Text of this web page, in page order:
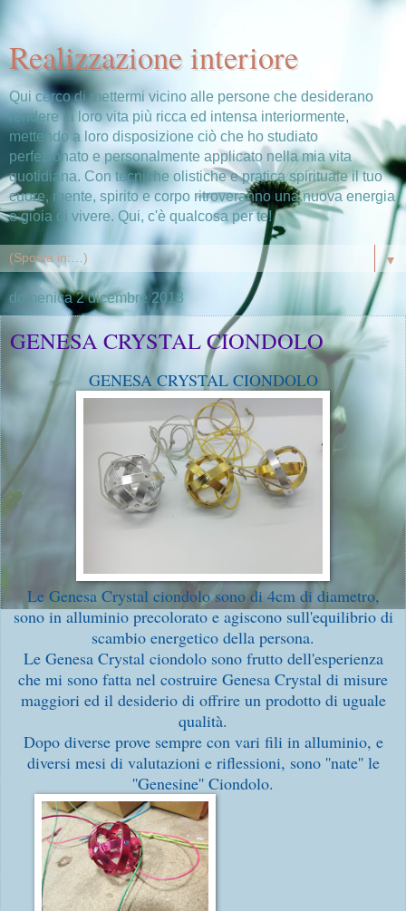
Realizzazione interiore
Qui cerco di mettermi vicino alle persone che desiderano
rendere la loro vita più ricca ed intensa interiormente,
mettendo a loro disposizione ciò che ho studiato
perfezionato e personalmente applicato nella mia vita
quotidiana. Con tecniche olistiche e pratica spirituale il tuo
cuore, mente, spirito e corpo ritroveranno una nuova energia
e gioia di vivere. Qui, c'è qualcosa per te!
▼
domenica 2 dicembre 2018
GENESA CRYSTAL CIONDOLO
GENESA CRYSTAL CIONDOLO
Le Genesa Crystal ciondolo sono di 4cm di diametro,
sono in alluminio precolorato e agiscono sull'equilibrio di
scambio energetico della persona.
Le Genesa Crystal ciondolo sono frutto dell'esperienza
che mi sono fatta nel costruire Genesa Crystal di misure
maggiori ed il desiderio di offrire un prodotto di uguale
qualità.
Dopo diverse prove sempre con vari fili in alluminio, e
diversi mesi di valutazioni e riflessioni, sono ''nate'' le
''Genesine'' Ciondolo.